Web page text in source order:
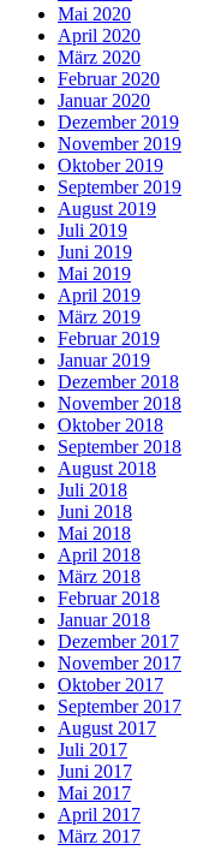
Mai 2020
April 2020
März 2020
Februar 2020
Januar 2020
Dezember 2019
November 2019
Oktober 2019
September 2019
August 2019
Juli 2019
Juni 2019
Mai 2019
April 2019
März 2019
Februar 2019
Januar 2019
Dezember 2018
November 2018
Oktober 2018
September 2018
August 2018
Juli 2018
Juni 2018
Mai 2018
April 2018
März 2018
Februar 2018
Januar 2018
Dezember 2017
November 2017
Oktober 2017
September 2017
August 2017
Juli 2017
Juni 2017
Mai 2017
April 2017
März 2017